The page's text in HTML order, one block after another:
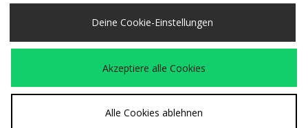
Lieferung Nach
Deutschland
Wir akzeptieren die folgenden Zahlungsmethoden
Besuchen Sie unsere Unternehmens-Website auf
Deine Cookie-Einstellungen
Akzeptiere alle Cookies
Alle Cookies ablehnen